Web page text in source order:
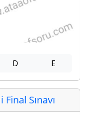
D E
Sınavı